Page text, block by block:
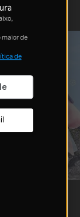
maior de
de